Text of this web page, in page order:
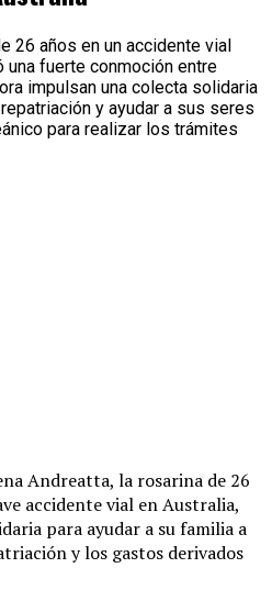
26 años en un accidente vial
una fuerte conmoción entre
impulsan una colecta solidaria
y ayudar a sus seres
para realizar los trámites
Andreatta, la rosarina de 26
accidente vial en Australia,
para ayudar a su familia a
y los gastos derivados